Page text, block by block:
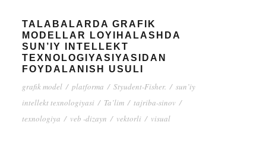
TALABALARDA GRAFIK
MODELLAR LOYIHALASHDA
SUN’IY INTELLEKT
TEXNOLOGIYASIYASIDAN
FOYDALANISH USULI
grafik model / platforma / Styudent-Fisher. / sun’iy
intellekt texnologiyasi / Ta’lim / tajriba-sinov /
texnologiya / veb -dizayn / vektorli / visual